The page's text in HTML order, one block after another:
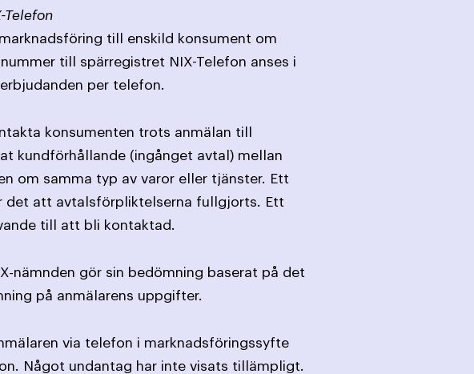
Telefon
till enskild konsument om
till spärregistret NIX-Telefon anses i
per telefon.
konsumenten trots anmälan till
kundförhållande (ingånget avtal) mellan
om samma typ av varor eller tjänster. Ett
det att avtalsförpliktelserna fullgjorts. Ett
till att bli kontaktad.
nämnden gör sin bedömning baserat på det
på anmälarens uppgifter.
via telefon i marknadsföringssyfte
Något undantag har inte visats tillämpligt.